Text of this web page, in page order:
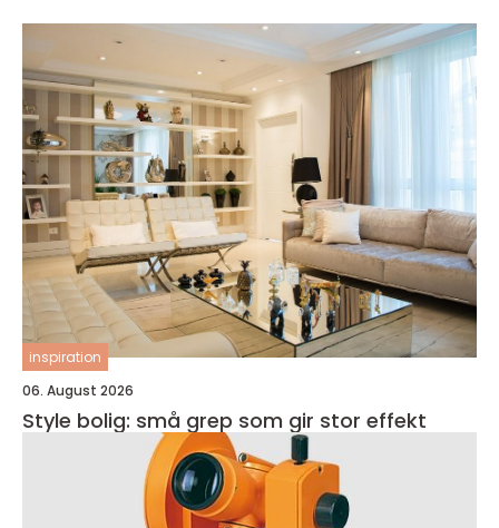
inspiration
06. August 2026
Style bolig: små grep som gir stor effekt